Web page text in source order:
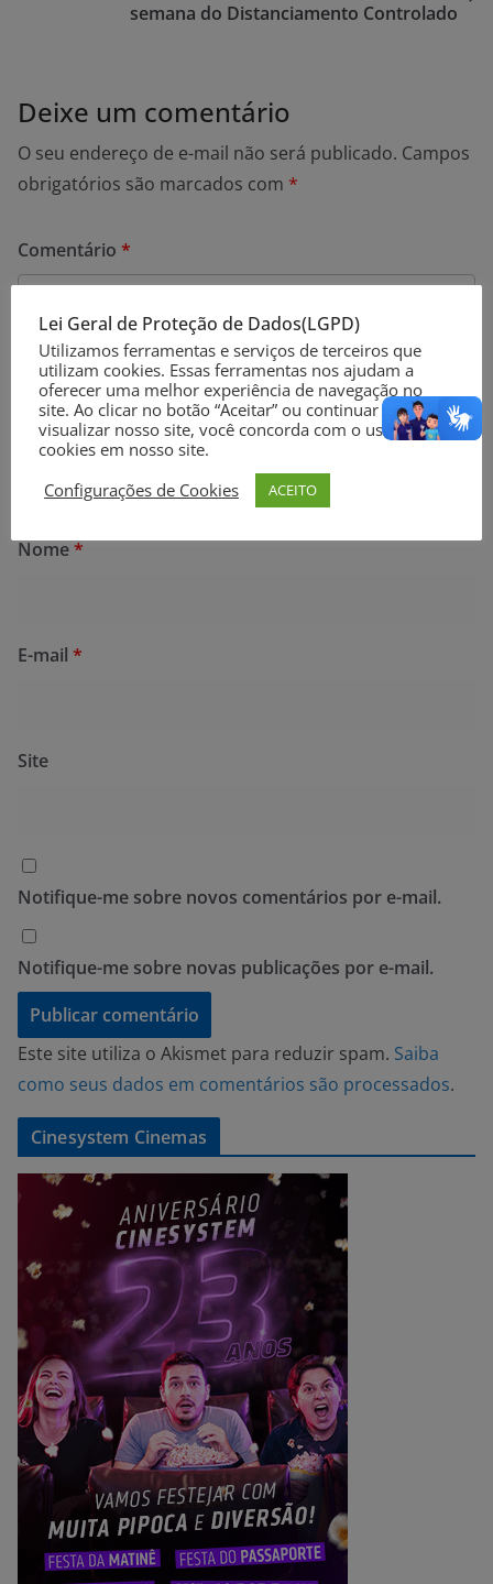
semana do Distanciamento Controlado
Deixe um comentário
O seu endereço de e-mail não será publicado. Campos
obrigatórios são marcados com *
Comentário *
Nome*
E-mail *
Site
Notifique-me sobre novos comentários por e-mail.
Notifique-me sobre novas publicações por e-mail.
Este site utiliza o Akismet para reduzir spam. Saiba
como seus dados em comentários são processados.
Cinesystem Cinemas
Lei Geral de Proteção de Dados(LGPD)
Utilizamos ferramentas e serviços de terceiros que
utilizam cookies. Essas ferramentas nos ajudam a
oferecer uma melhor experiência de navegação no
site. Ao clicar no botão “Aceitar” ou continuar a
visualizar nosso site, você concorda com o uso de
cookies em nosso site.
Configurações de Cookies
ACEITO